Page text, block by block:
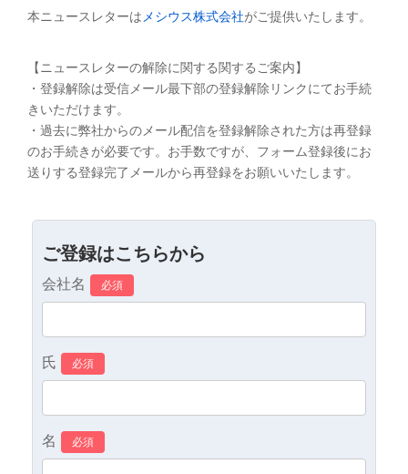
本ニュースレターは メシウス株式会社がご提供いたします。
【ニュースレターの解除に関する関するご案内】
・登録解除は受信メール最下部の登録解除リンクにてお手続
きいただけます。
・過去に弊社からのメール配信を登録解除された方は再登録
のお手続きが必要です。お手数ですが、フォーム登録後にお
送りする登録完了メールから再登録をお願いいたします。
ご登録はこちらから
会社名
氏
名